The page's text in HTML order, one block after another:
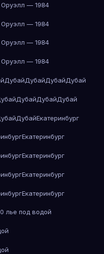
— 1984
— 1984
— 1984
— 1984
ДубайДубайДубайДубай
ДубайДубайДубай
ДубайЕкатеринбург
Екатеринбург
Екатеринбург
Екатеринбург
Екатеринбург
лье под водой